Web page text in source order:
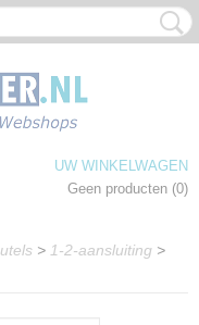
UW WINKELWAGEN
Geen producten (0)
> 1-2-aansluiting >